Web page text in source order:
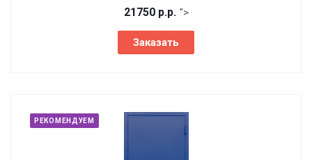
21750 р.р. ">
Заказать
РЕКОМЕНДУЕМ